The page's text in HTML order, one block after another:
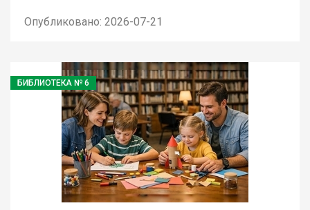
Опубликовано: 2026-07-21
БИБЛИОТЕКА № 6